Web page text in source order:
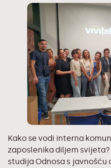
Kako se vodi interna
zaposlenika diljem
studijaOdnosa s javnošću